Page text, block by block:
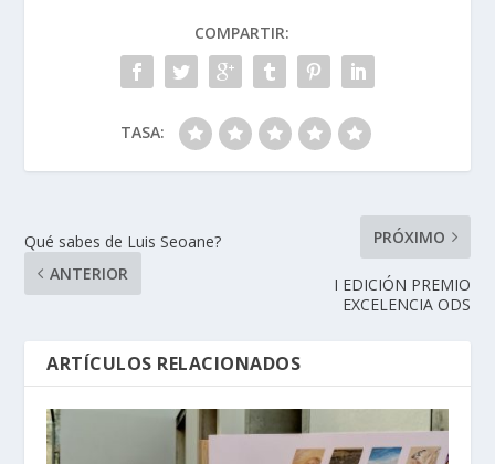
COMPARTIR:
TASA:
Qué sabes de Luis Seoane?
ANTERIOR
PRÓXIMO
I EDICIÓN PREMIO
EXCELENCIA ODS
ARTÍCULOS RELACIONADOS